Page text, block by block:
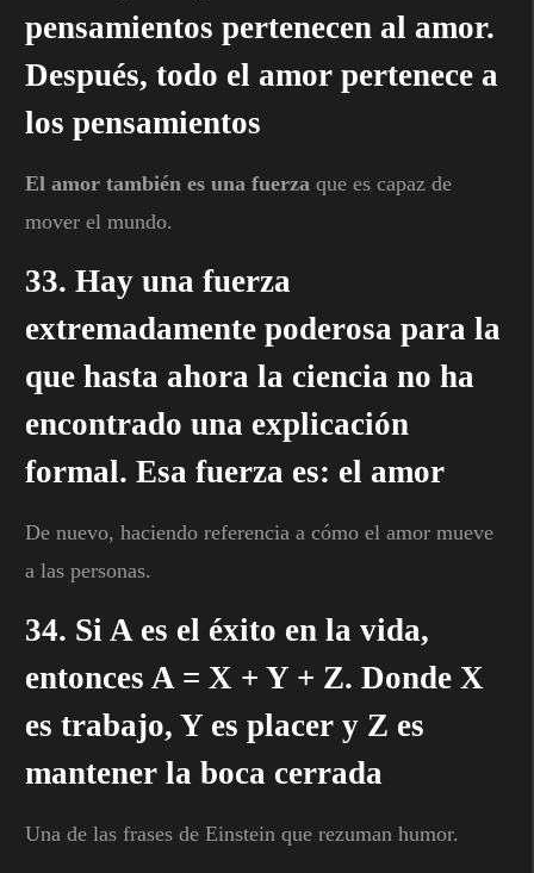
pensamientos pertenecen al amor.
Después, todo el amor pertenece a
los pensamientos
El amor también es una fuerza que es capaz de
mover el mundo.
33. Hay una fuerza
extremadamente poderosa para la
que hasta ahora la ciencia no ha
encontrado una explicación
formal. Esa fuerza es: el amor
De nuevo, haciendo referencia a cómo el amor mueve
a las personas.
34. Si A es el éxito en la vida,
entonces A = X + Y + Z. Donde X
es trabajo, Y es placer y Z es
mantener la boca cerrada
Una de las frases de Einstein que rezuman humor.